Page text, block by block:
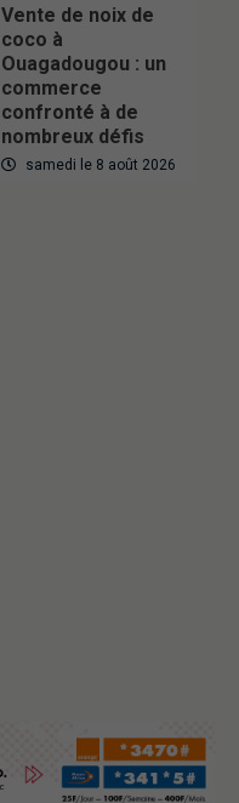
Vente de noix de
coco à
Ouagadougou : un
commerce
confronté à de
nombreux défis
samedi le 8 août 2026